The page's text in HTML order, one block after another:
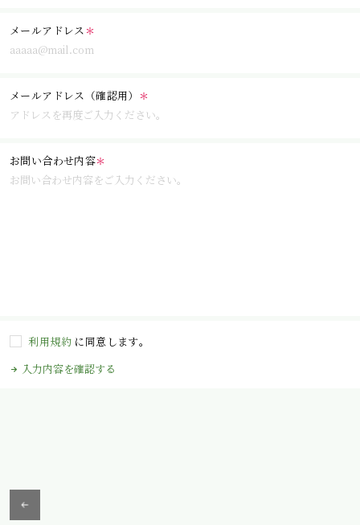
メールアドレス ＊
メールアドレス（確認用） ＊
お問い合わせ内容＊
利用規約 に同意します。
入力内容を確認する